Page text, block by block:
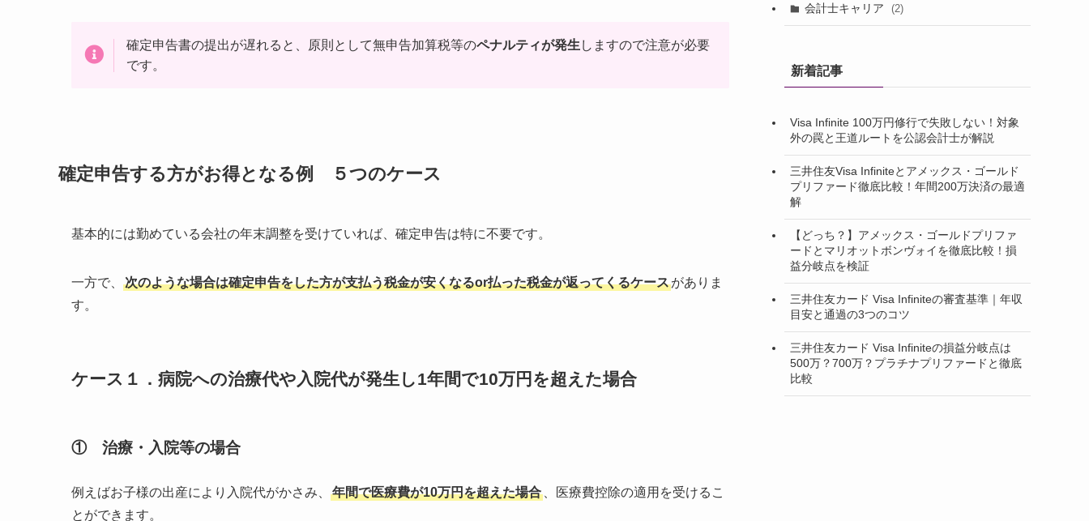
確定申告書の提出が遅れると、原則として無申告加算税等のペナルティが発生 しますので注意が必要
です。
確定申告する方がお得となる例 ５つのケース
基本的には勤めている会社の年末調整を受けていれば、確定申告は特に不要です。
一方で、 次のような場合は確定申告をした方が支払う税金が安くなるor払った税金が返ってくるケースがありま
す。
ケース１．病院への治療代や入院代が発生し1年間で10万円を超えた場合
① 治療・入院等の場合
例えばお子様の出産により入院代がかさみ、 年間で医療費が10万円を超えた場合
、医療費控除の適用を受けるこ
とができます。
会計士キャリア (2)
新着記事
Visa Infinite 100万円修行で失敗しない！対象
外の罠と王道ルートを公認会計士が解説
三井住友Visa Infiniteとアメックス・ゴールド
プリファード徹底比較！年間200万決済の最適
解
【どっち？】アメックス・ゴールドプリファ
ードとマリオットボンヴォイを徹底比較！損
益分岐点を検証
三井住友カード Visa Infiniteの審査基準｜年収
目安と通過の3つのコツ
三井住友カード Visa Infiniteの損益分岐点は
500万？700万？プラチナプリファードと徹底
比較